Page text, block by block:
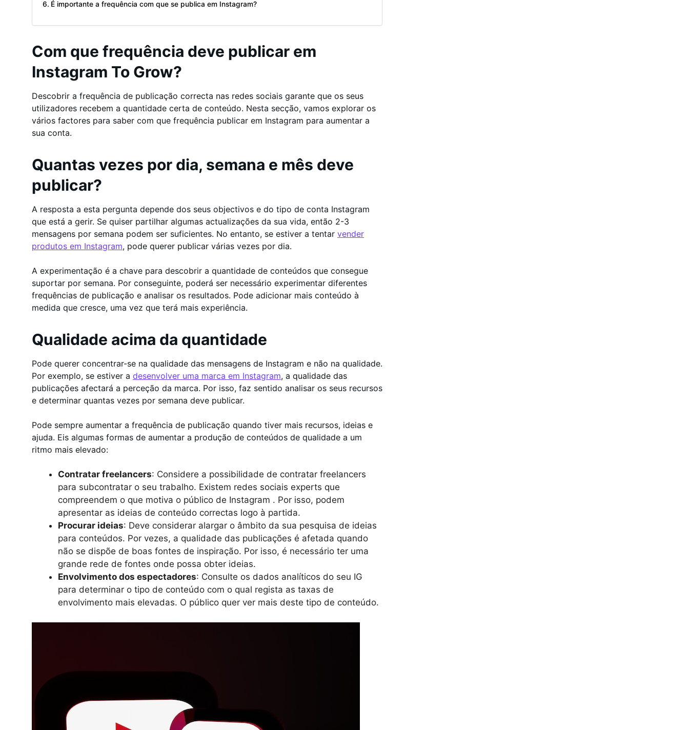
É importante a frequência com que se publica em Instagram?
Com que frequência deve publicar em
Instagram To Grow?
Descobrir a frequência de publicação correcta nas redes sociais garante que os seus
utilizadores recebem a quantidade certa de conteúdo. Nesta secção, vamos explorar os
vários factores para saber com que frequência publicar em Instagram para aumentar a
sua conta.
Quantas vezes por dia, semana e mês deve
publicar?
A resposta a esta pergunta depende dos seus objectivos e do tipo de conta Instagram
que está a gerir. Se quiser partilhar algumas actualizações da sua vida, então 2-3
mensagens por semana podem ser suficientes. No entanto, se estiver a tentar vender
produtos em Instagram, pode querer publicar várias vezes por dia.
A experimentação é a chave para descobrir a quantidade de conteúdos que consegue
suportar por semana. Por conseguinte, poderá ser necessário experimentar diferentes
frequências de publicação e analisar os resultados. Pode adicionar mais conteúdo à
medida que cresce, uma vez que terá mais experiência.
Qualidade acima da quantidade
Pode querer concentrar-se na qualidade das mensagens de Instagram e não na qualidade.
Por exemplo, se estiver a desenvolver uma marca em Instagram, a qualidade das
publicações afectará a perceção da marca. Por isso, faz sentido analisar os seus recursos
e determinar quantas vezes por semana deve publicar.
Pode sempre aumentar a frequência de publicação quando tiver mais recursos, ideias e
ajuda. Eis algumas formas de aumentar a produção de conteúdos de qualidade a um
ritmo mais elevado:
Contratar freelancers: Considere a possibilidade de contratar freelancers
para subcontratar o seu trabalho. Existem redes sociais experts que
compreendem o que motiva o público de Instagram . Por isso, podem
apresentar as ideias de conteúdo correctas logo à partida.
Procurar ideias: Deve considerar alargar o âmbito da sua pesquisa de ideias
para conteúdos. Por vezes, a qualidade das publicações é afetada quando
não se dispõe de boas fontes de inspiração. Por isso, é necessário ter uma
grande rede de fontes onde possa obter ideias.
Envolvimento dos espectadores: Consulte os dados analíticos do seu IG
para determinar o tipo de conteúdo com o qual regista as taxas de
envolvimento mais elevadas. O público quer ver mais deste tipo de conteúdo.